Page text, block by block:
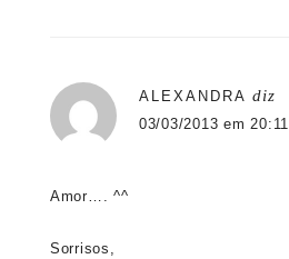
ALEXANDRA diz
03/03/2013 em 20:11
Amor…. ^^
Sorrisos,